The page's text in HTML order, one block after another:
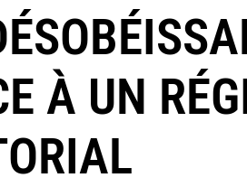
À UN